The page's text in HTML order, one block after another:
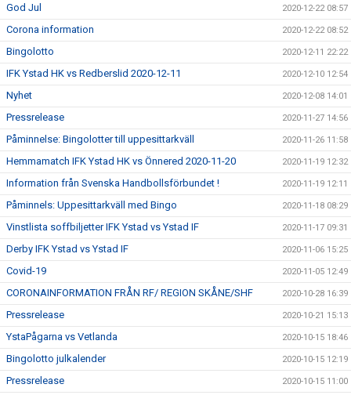
God Jul 2020-12-22 08:57
Corona information 2020-12-22 08:52
Bingolotto 2020-12-11 22:22
IFK Ystad HK vs Redberslid 2020-12-11 2020-12-10 12:54
Nyhet 2020-12-08 14:01
Pressrelease 2020-11-27 14:56
Påminnelse: Bingolotter till uppesittarkväll 2020-11-26 11:58
Hemmamatch IFK Ystad HK vs Önnered 2020-11-20 2020-11-19 12:32
Information från Svenska Handbollsförbundet ! 2020-11-19 12:11
Påminnels: Uppesittarkväll med Bingo 2020-11-18 08:29
Vinstlista soffbiljetter IFK Ystad vs Ystad IF 2020-11-17 09:31
Derby IFK Ystad vs Ystad IF 2020-11-06 15:25
Covid-19 2020-11-05 12:49
CORONAINFORMATION FRÅN RF/ REGION SKÅNE/SHF 2020-10-28 16:39
Pressrelease 2020-10-21 15:13
YstaPågarna vs Vetlanda 2020-10-15 18:46
Bingolotto julkalender 2020-10-15 12:19
Pressrelease 2020-10-15 11:00